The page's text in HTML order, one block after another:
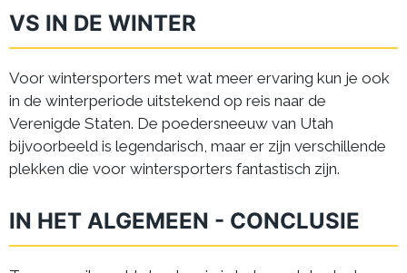
VS IN DE WINTER
Voor wintersporters met wat meer ervaring kun je ook
in de winterperiode uitstekend op reis naar de
Verenigde Staten. De poedersneeuw van Utah
bijvoorbeeld is legendarisch, maar er zijn verschillende
plekken die voor wintersporters fantastisch zijn.
IN HET ALGEMEEN - CONCLUSIE